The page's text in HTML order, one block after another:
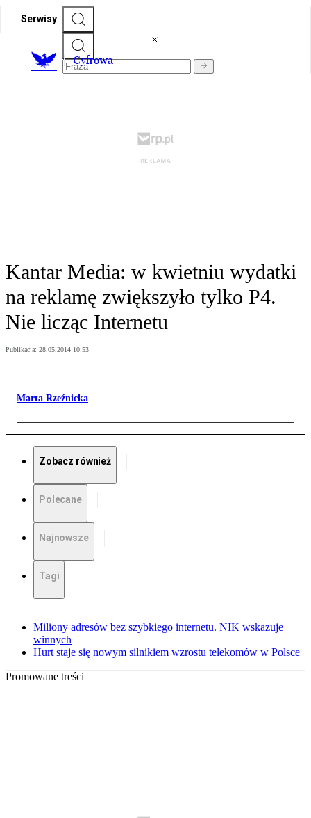
Serwisy
Cyfrowa
Kantar Media: w kwietniu wydatki
na reklamę zwiększyło tylko P4.
Nie licząc Internetu
Publikacja: 28.05.2014 10:53
Marta Rzeźnicka
Zobacz również
Polecane
Najnowsze
Tagi
Miliony adresów bez szybkiego internetu. NIK wskazuje
winnych
Hurt staje się nowym silnikiem wzrostu telekomów w Polsce
Promowane treści